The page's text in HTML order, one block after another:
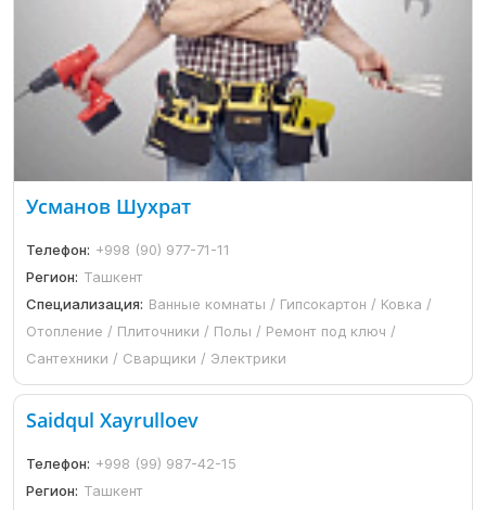
Усманов Шухрат
Телефон: +998 (90) 977-71-11
Регион: Ташкент
Специализация: Ванные комнаты / Гипсокартон / Ковка /
Отопление / Плиточники / Полы / Ремонт под ключ /
Сантехники / Сварщики / Электрики
Saidqul Xayrulloev
Телефон: +998 (99) 987-42-15
Регион: Ташкент